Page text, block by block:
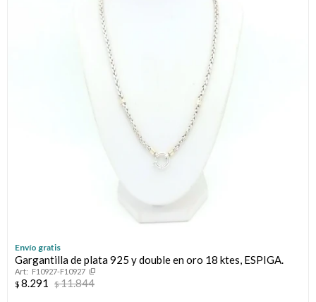
Envío gratis
Gargantilla de plata 925 y double en oro 18 ktes, ESPIGA.
F10927-F10927
$ 8.291 $11.844